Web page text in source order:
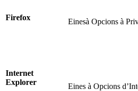
Firefox Einesà Opcions à
Internet
Explorer
Eines à Opcions